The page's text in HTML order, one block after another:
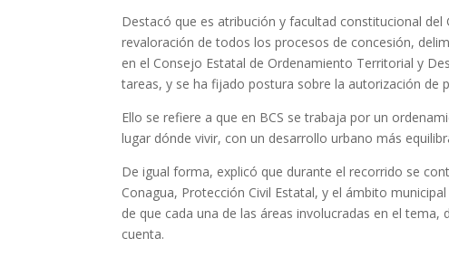
Destacó que es atribución y facultad constitucional
revaloración de todos los procesos de concesión,
en el Consejo Estatal de Ordenamiento Territorial y
tareas, y se ha fijado postura sobre la autorización de
Ello se refiere a que en BCS se trabaja por un
lugar dónde vivir, con un desarrollo urbano más
De igual forma, explicó que durante el recorrido se
Conagua, Protección Civil Estatal, y el ámbito
de que cada una de las áreas involucradas en el
cuenta.